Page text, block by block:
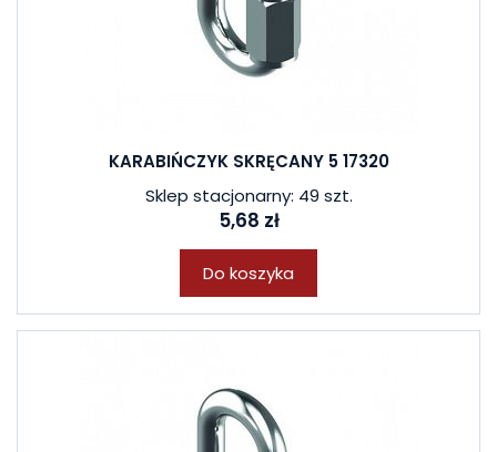
KARABIŃCZYK SKRĘCANY 5 17320
Sklep stacjonarny: 49 szt.
5,68 zł
Do koszyka